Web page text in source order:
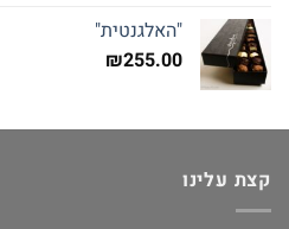
"האלגנטית"
₪255.00
קצת עלינו